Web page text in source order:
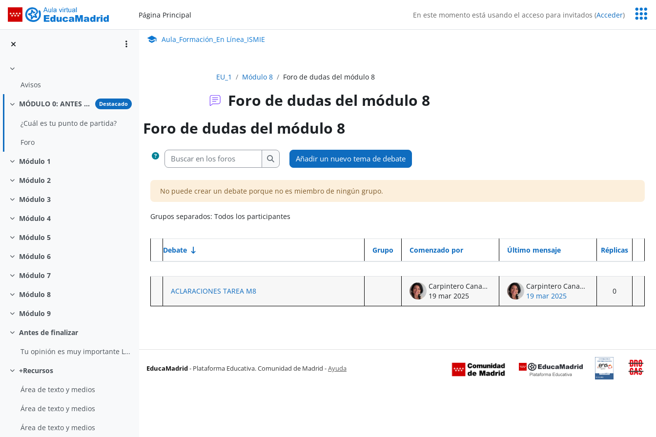
Aula_Formación_En Línea_ISMIEPágina Principal En este momento está usando el acceso para invitados (Acceder)
Colapsar
Avisos
Colapsar MÓDULO 0: ANTES DE EMPEZAR Destacado
¿Cuál es tu punto de partida?
Foro
Colapsar
Módulo 1
Colapsar
Módulo 2
Colapsar
Módulo 3
Colapsar
Módulo 4
Colapsar
Módulo 5
Colapsar
Módulo 6
Colapsar
Módulo 7
Colapsar
Módulo 8
Colapsar
Módulo 9
Colapsar
Antes de finalizar
Tu opinión es muy importante Llegamos al final del...
Colapsar
+Recursos
Área de texto y medios
Área de texto y medios
Área de texto y medios
Aula Virtual de EducaMadrid:
Aula_Formación_En Línea_ISMIE
EU_1 Módulo 8 Foro de dudas del módulo 8
Foro de dudas del módulo 8
Foro de dudas del módulo 8
Buscar en los foros
Buscar en los foros
Añadir un nuevo tema de debate
No puede crear un debate porque no es miembro de ningún grupo.
Grupos separados: Todos los participantes
Estado
Debate Grupo Comenzado por Último mensaje
Réplicas
ACLARACIONES TAREA M8
Carpintero Cana, Agustina
19 mar 2025
Carpintero Cana, Agustina
19 mar 2025
0
EducaMadrid- Plataforma Educativa. Comunidad de Madrid -Ayuda CertificaciónBuzón